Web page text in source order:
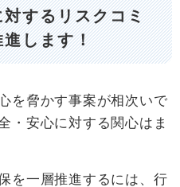
するリスクコミ
します！
を脅かす事案が相次いで
・安心に対する関心はま
を一層推進するには、行